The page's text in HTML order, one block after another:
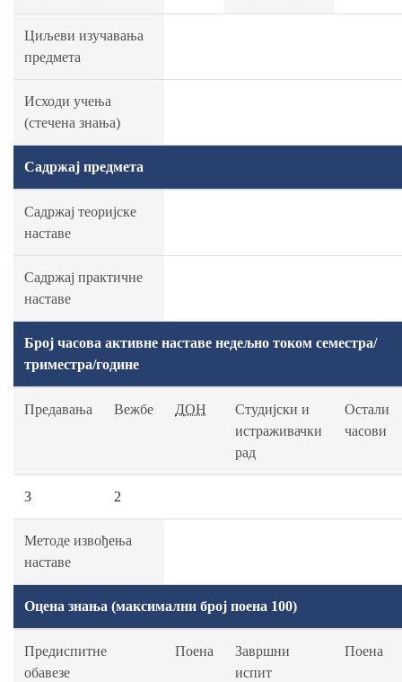
Циљеви изучавања
предмета
Исходи учења
(стечена знања)
Садржај предмета
Садржај теоријске
наставе
Садржај практичне
наставе
Број часова активне наставе недељно током семестра/
триместра/године
Предавања Вежбе ДОН
Студијски и
истраживачки
рад
Остали
часови
3 2
Методе извођења
наставе
Оцена знања (максимални број поена 100)
Предиспитне
обавезе
Поена
Завршни
испит
Поена